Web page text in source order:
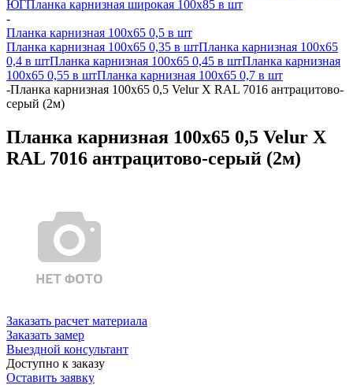
ЮГПланка карнизная широкая 100х85 в шт
-
Планка карнизная 100х65 0,5 в шт
Планка карнизная 100х65 0,35 в штПланка карнизная 100х65
0,4 в штПланка карнизная 100х65 0,45 в штПланка карнизная
100х65 0,55 в штПланка карнизная 100х65 0,7 в шт
-Планка карнизная 100х65 0,5 Velur X RAL 7016 антрацитово-
серый (2м)
Планка карнизная 100х65 0,5 Velur X
RAL 7016 антрацитово-серый (2м)
Заказать расчет материала
Заказать замер
Выездной консультант
Доступно к заказу
Оставить заявку